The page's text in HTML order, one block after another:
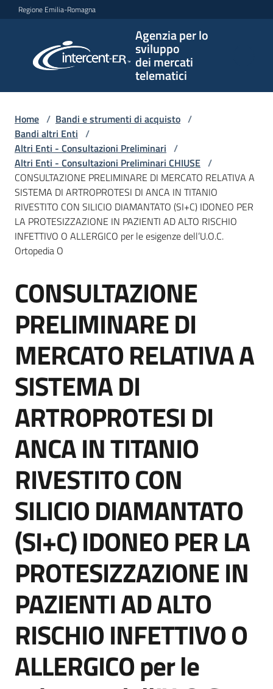
Vai al contenuto
Vai alla navigazione
Vai al footer
Regione Emilia-Romagna
Agenzia per lo
sviluppo
dei mercati
telematici
per lo
sviluppo
telematici
L'Agenzia
Bandi
e
strumenti
acquisto
Supporto
Piattaforme
telematiche
English
site
Seguici
su
Home / Bandi e strumenti di acquisto /
Bandi altri Enti /
Altri Enti - Consultazioni Preliminari /
Altri Enti - Consultazioni Preliminari CHIUSE /
CONSULTAZIONE PRELIMINARE DI MERCATO RELATIVA A
SISTEMA DI ARTROPROTESI DI ANCA IN TITANIO
RIVESTITO CON SILICIO DIAMANTATO (SI+C) IDONEO PER
LA PROTESIZZAZIONE IN PAZIENTI AD ALTO RISCHIO
INFETTIVO O ALLERGICO per le esigenze dell’U.O.C.
Ortopedia O
Salta al contenuto
CONSULTAZIONE
PRELIMINARE DI
MERCATO RELATIVA A
SISTEMA DI
ARTROPROTESI DI
ANCA IN TITANIO
RIVESTITO CON
SILICIO DIAMANTATO
(SI+C) IDONEO PER LA
PROTESIZZAZIONE IN
PAZIENTI AD ALTO
RISCHIO INFETTIVO O
ALLERGICO per le